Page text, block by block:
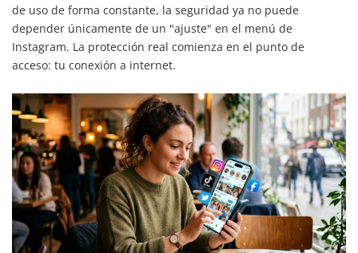
de uso de forma constante, la seguridad ya no puede
depender únicamente de un "ajuste" en el menú de
Instagram. La protección real comienza en el punto de
acceso: tu conexión a internet.